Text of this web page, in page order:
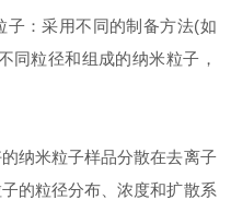
：采用不同的制备方法(如
同粒径和组成的纳米粒子，
米粒子样品分散在去离子
的粒径分布、浓度和扩散系